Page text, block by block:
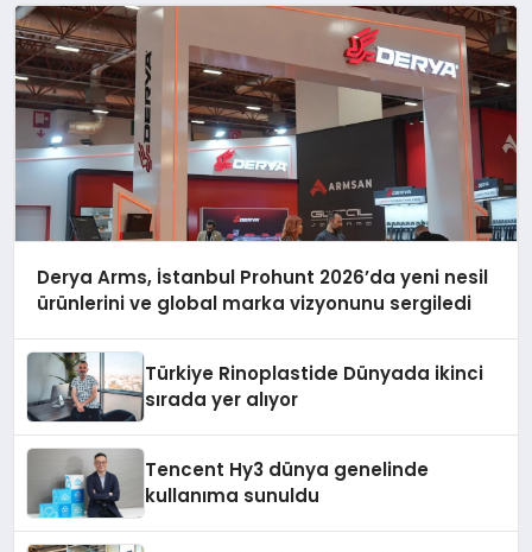
Derya Arms, İstanbul Prohunt 2026’da yeni nesil
ürünlerini ve global marka vizyonunu sergiledi
Türkiye Rinoplastide Dünyada ikinci
sırada yer alıyor
Tencent Hy3 dünya genelinde
kullanıma sunuldu